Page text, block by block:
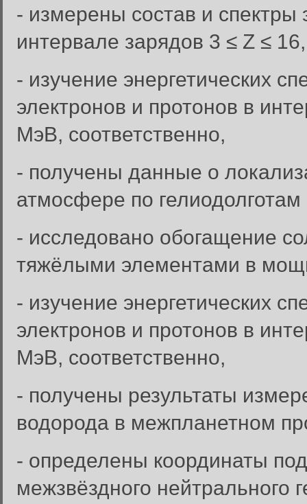
- измерены состав и спектры
интервале зарядов 3 ≤ Z ≤ 16,
- изучение энергетических
электронов и протонов в
МэВ, соответственно,
- получены данные о
атмосфере по
- исследовано обогащение
тяжёлыми элементами в
- изучение энергетических
электронов и протонов в
МэВ, соответственно,
- получены результаты
водорода в межпланетном
- определены координаты
межзвёздного нейтрального